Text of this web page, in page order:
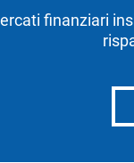
finanziari